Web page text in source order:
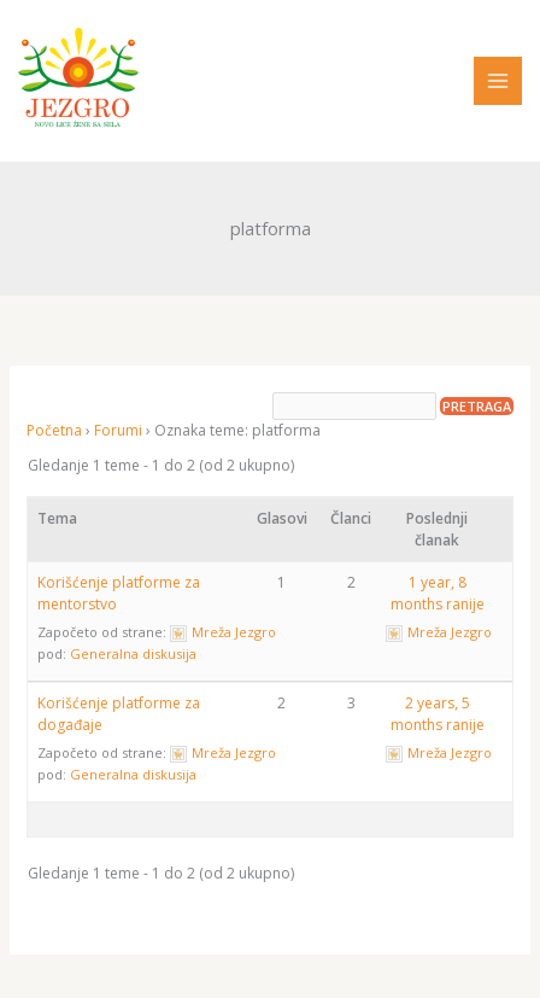
sadržaj
platforma
Početna › Forumi › Oznaka teme: platforma
Gledanje 1 teme - 1 do 2 (od 2 ukupno)
Tema Glasovi Članci
Poslednji
članak
Korišćenje platforme za
mentorstvo
Započeto od strane:
Mreža Jezgro
pod: Generalna diskusija
1 2
1 year, 8
months ranije
Mreža Jezgro
Korišćenje platforme za
događaje
Započeto od strane:
Mreža Jezgro
pod: Generalna diskusija
2 3
2 years, 5
months ranije
Mreža Jezgro
Gledanje 1 teme - 1 do 2 (od 2 ukupno)